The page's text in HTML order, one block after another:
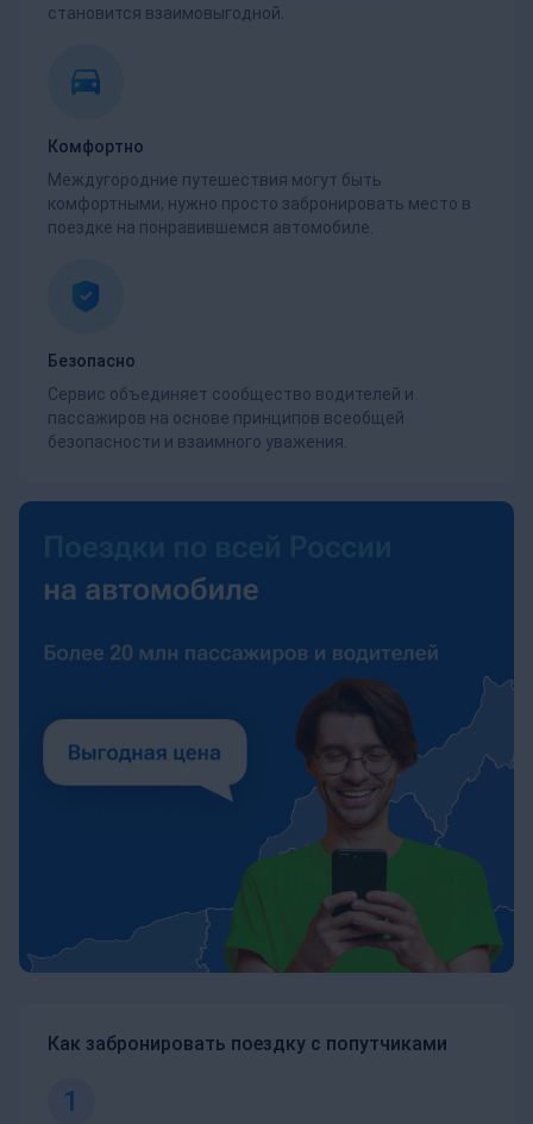
становится взаимовыгодной.
Комфортно
Междугородние путешествия могут быть
комфортными, нужно просто забронировать место в
поездке на понравившемся автомобиле.
Безопасно
Сервис объединяет сообщество водителей и
пассажиров на основе принципов всеобщей
безопасности и взаимного уважения.
Как забронировать поездку с попутчиками
1